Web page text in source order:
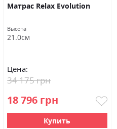
Матраc Relax Evolution
Высота
21.0см
Цена:
18 796 грн
34 175 грн
Купить